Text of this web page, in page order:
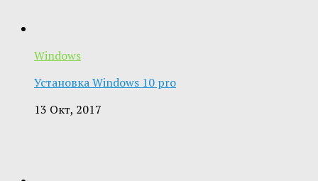
Windows
Установка Windows 10 pro
13 Окт, 2017